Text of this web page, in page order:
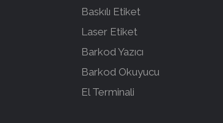
Baskılı Etiket
Laser Etiket
Barkod Yazıcı
Barkod Okuyucu
El Terminali